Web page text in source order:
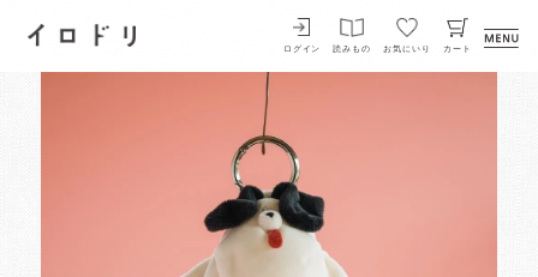
イロドリ
ログイン 読みもの お気にいり カート